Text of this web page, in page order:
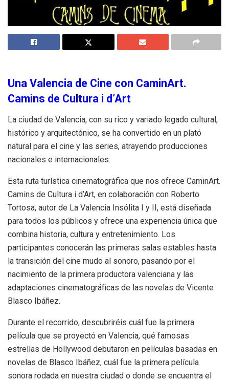
Una Valencia de Cine con CaminArt.
Camins de Cultura i d’Art
La ciudad de Valencia, con su rico y variado legado cultural,
histórico y arquitectónico, se ha convertido en un plató
natural para el cine y las series, atrayendo producciones
nacionales e internacionales.
Esta ruta turística cinematográfica que nos ofrece CaminArt.
Camins de Cultura i d’Art, en colaboración con Roberto
Tortosa, autor de La Valencia Insólita I y II, está diseñada
para todos los públicos y ofrece una experiencia única que
combina historia, cultura y entretenimiento. Los
participantes conocerán las primeras salas estables hasta
la transición del cine mudo al sonoro, pasando por el
nacimiento de la primera productora valenciana y las
adaptaciones cinematográficas de las novelas de Vicente
Blasco Ibáñez.
Durante el recorrido, descubriréis cuál fue la primera
película que se proyectó en Valencia, qué famosas
estrellas de Hollywood debutaron en películas basadas en
novelas de Blasco Ibáñez, cuál fue la primera película
sonora rodada en nuestra ciudad o donde se encuentra el